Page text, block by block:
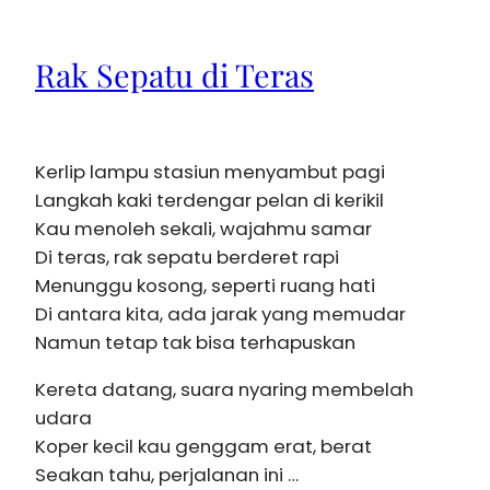
Rak Sepatu di Teras
Kerlip lampu stasiun menyambut pagi
Langkah kaki terdengar pelan di kerikil
Kau menoleh sekali, wajahmu samar
Di teras, rak sepatu berderet rapi
Menunggu kosong, seperti ruang hati
Di antara kita, ada jarak yang memudar
Namun tetap tak bisa terhapuskan
Kereta datang, suara nyaring membelah
udara
Koper kecil kau genggam erat, berat
Seakan tahu, perjalanan ini …